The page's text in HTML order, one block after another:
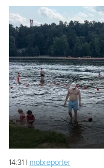
14:31 | mobreporter